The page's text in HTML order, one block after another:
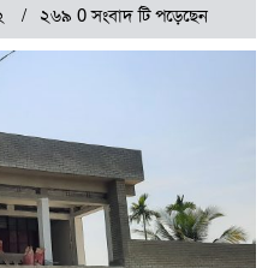
২৬৯ 0 সংবাদ টি পড়েছেন